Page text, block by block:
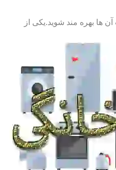
ها بهره مند شوید.یکی از